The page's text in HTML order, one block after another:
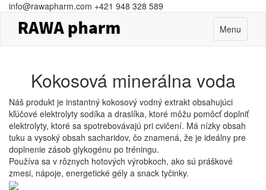
info@rawapharm.com +421 948 328 589
Toggle
navigation
Menu
Kokosová minerálna voda
Náš produkt je instantný kokosový vodný extrakt obsahujúci
kľúčové elektrolyty sodíka a draslíka, ktoré môžu pomôcť doplniť
elektrolyty, ktoré sa spotrebovávajú pri cvičení. Má nízky obsah
tuku a vysoký obsah sacharidov, čo znamená, že je ideálny pre
doplnenie zásob glykogénu po tréningu.
Používa sa v rôznych hotových výrobkoch, ako sú práškové
zmesi, nápoje, energetické gély a snack tyčinky.